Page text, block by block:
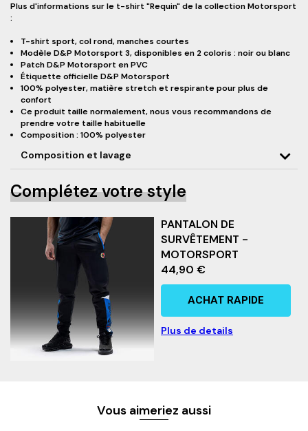
Plus d'informations sur le t-shirt "Requin" de la collection Motorsport
:
T-shirt sport, col rond, manches courtes
Modèle D&P Motorsport 3, disponibles en 2 coloris : noir ou blanc
Patch D&P Motorsport en PVC
Étiquette officielle D&P Motorsport
100% polyester, matière stretch et respirante pour plus de
confort
Ce produit taille normalement, nous vous recommandons de
prendre votre taille habituelle
Composition: 100% polyester
Composition et lavage
Complétez votre style
PANTALON DE
SURVÊTEMENT -
MOTORSPORT
44,90 €
ACHAT RAPIDE
Plus de details
Vous aimeriez aussi